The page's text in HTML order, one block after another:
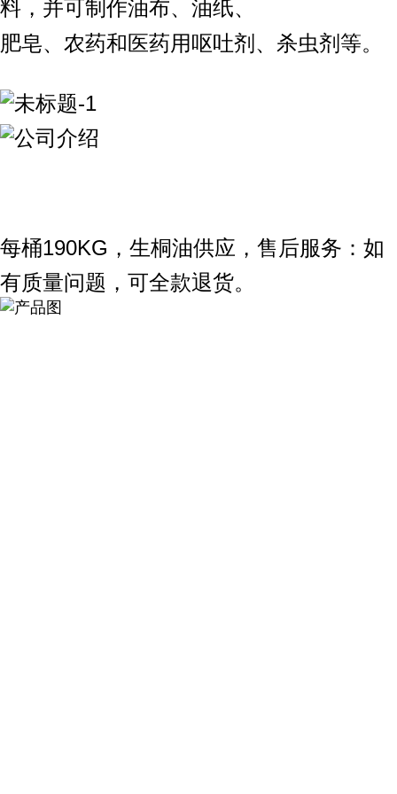
料，并可制作油布、油纸、
肥皂、农药和医药用呕吐剂、杀虫剂等。
每桶190KG，生桐油供应，售后服务：如
有质量问题，可全款退货。